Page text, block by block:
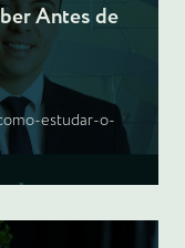
Antes de
estudar-o-